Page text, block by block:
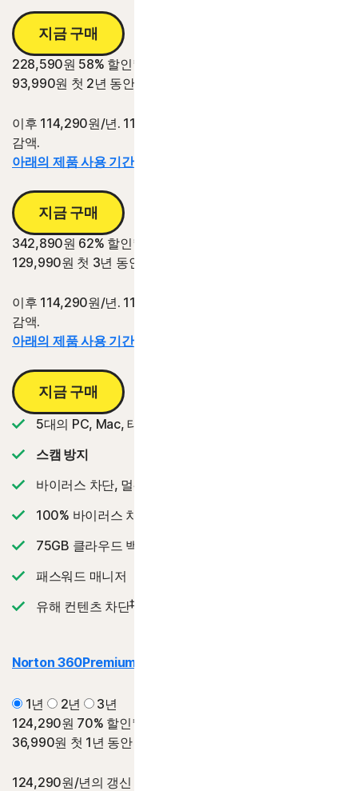
지금 구매
228,590원 58% 할인*
93,990원 첫 2년 동안
이후 114,290원/년. 114,290원/년의 2년 갱신 가격 대비 절
감액.
아래의 제품 사용 기간 정보를 참조하십시오.*
지금 구매
342,890원 62% 할인*
129,990원 첫 3년 동안
이후 114,290원/년. 114,290원/년의 3년 갱신 가격 대비 절
감액.
아래의 제품 사용 기간 정보를 참조하십시오.*
지금 구매
5대의 PC, Mac, 태플릿 또는 휴대폰
스캠 방지
바이러스 차단, 멀웨어, 랜섬웨어 및 해킹으로부터 보호
100% 바이러스 차단 보증
75GB 클라우드 백업
패스워드 매니저
유해 컨텐츠 차단‡
Norton 360Premium | 프리미엄
1년 2년
3년
124,290원 70% 할인*
36,990원 첫 1년 동안
124,290원/년의 갱신 가격 대비 절감액.